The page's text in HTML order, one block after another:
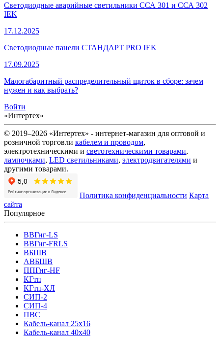
Светодиодные аварийные светильники ССА 301 и ССА 302
IEK
17.12.2025
Светодиодные панели СТАНДАРТ PRO IEK
17.09.2025
Малогабаритный распределительный щиток в сборе: зачем
нужен и как выбрать?
Войти
«Интертех»
© 2019–2026 «Интертех» - интернет-магазин для оптовой и
розничной торговли кабелем и проводом,
электротехническими и светотехническими товарами,
лампочками, LED светильниками, электродвигателями и
другими товарами.
Политика конфиденциальности Карта
сайта
Популярное
ВВГнг-LS
ВВГнг-FRLS
ВБШВ
АВБШВ
ППГнг-HF
КГтп
КГтп-ХЛ
СИП-2
СИП-4
ПВС
Кабель-канал 25х16
Кабель-канал 40х40